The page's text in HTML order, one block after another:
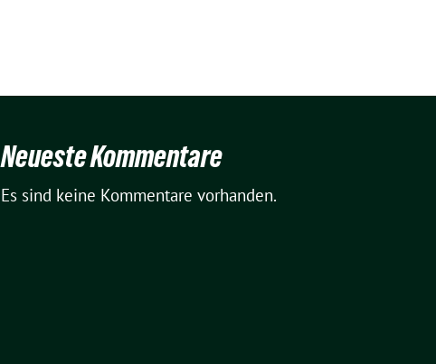
Neueste Kommentare
Es sind keine Kommentare vorhanden.